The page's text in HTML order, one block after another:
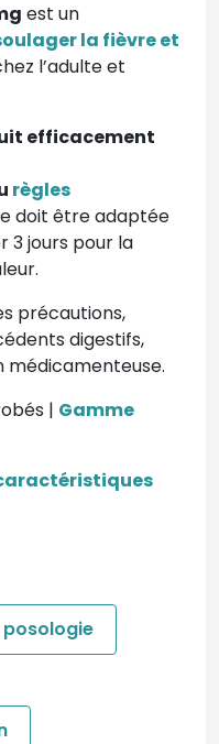
est un
la fièvre et
l’adulte et
efficacement
règles
doit être adaptée
3 jours pour la
précautions,
digestifs,
médicamenteuse.
| Gamme